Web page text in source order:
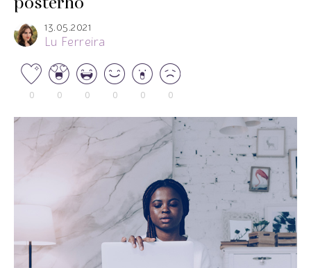
13.05.2021
Lu Ferreira
0 0 0 0 0 0